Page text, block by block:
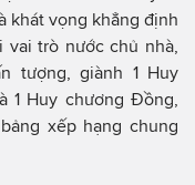
khát vọng khẳng định
trò nước chủ nhà,
tượng, giành 1 Huy
1 Huy chương Đồng,
xếp hạng chung